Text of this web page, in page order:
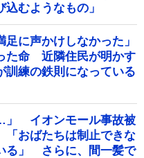
込むようなもの」
足に声かけしなかった」
た命 近隣住民が明かす
訓練の鉄則になっている
」 イオンモール事故被
おばたちは制止できな
る」 さらに、間一髪で